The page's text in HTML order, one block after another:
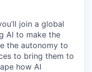
join a global
AI to make the
the autonomy to
to bring them to
how AI